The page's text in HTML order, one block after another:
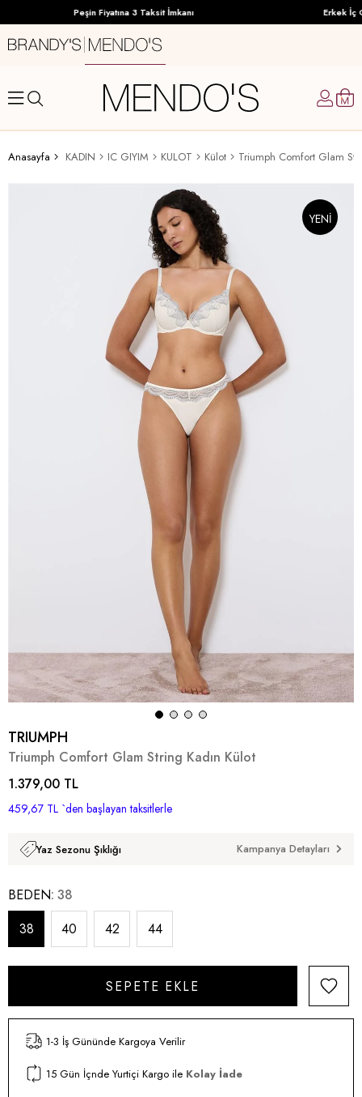
Peşin Fiyatına 3 Taksit İmkanı Erkek İç
Anasayfa KADIN IC GIYIM KULOT Külot Triumph Comfort Glam
YENI
TRIUMPH
Triumph Comfort Glam String Kadın Külot
1.379,00 TL
459,67 TL `den başlayan taksitlerle
Yaz Sezonu Şıklığı Kampanya Detayları
BEDEN 38
38
40 42 44
1-3 İş Gününde Kargoya Verilir
15 Gün İçnde Yurtiçi Kargo ile Kolay İade